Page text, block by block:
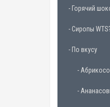
- Горячий
- Сиропы
- По вкусу
-
-